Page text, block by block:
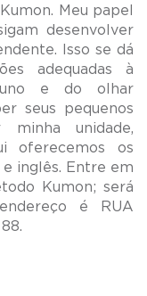
Meu papel
desenvolver
Isso se dá
adequadas à
e do olhar
seus pequenos
minha unidade,
oferecemos os
inglês. Entre em
Kumon; será
é RUA